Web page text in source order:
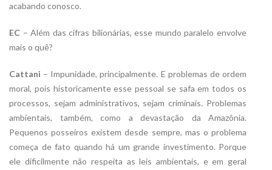
acabando conosco.
EC – Além das cifras bilionárias, esse mundo paralelo envolve
mais o quê?
Cattani – Impunidade, principalmente. E problemas de ordem
moral, pois historicamente esse pessoal se safa em todos os
processos, sejam administrativos, sejam criminais. Problemas
ambientais, também, como a devastação da Amazônia.
Pequenos posseiros existem desde sempre, mas o problema
começa de fato quando há um grande investimento. Porque
ele dificilmente não respeita as leis ambientais, e em geral